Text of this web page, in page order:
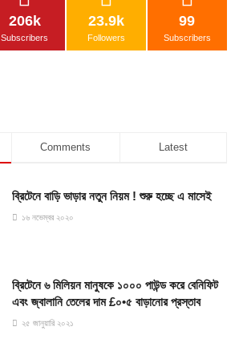
206k
Subscribers
23.9k
Followers
99
Subscribers
Comments Latest
ব্রিটেনে বাড়ি ভাড়ার নতুন নিয়ম ! শুরু হচ্ছে এ মাসেই
১৬ নভেম্বর ২০২০
ব্রিটেনে ৬ মিলিয়ন মানুষকে ১০০০ পাউন্ড করে বেনিফিট
এবং জ্বালানি তেলের দাম £০•৫ বাড়ানোর প্রস্তাব
২৫ জানুয়ারি ২০২১